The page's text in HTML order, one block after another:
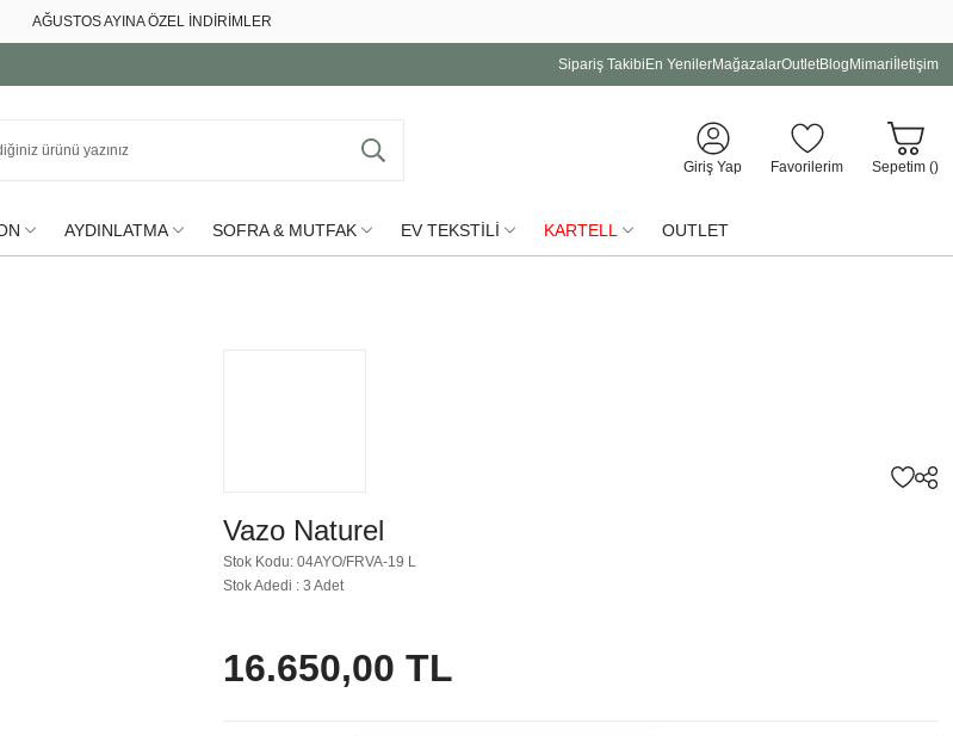
AĞUSTOS AYINA ÖZEL İNDİRİMLER
Sipariş Takibi En YenilerMağazalarOutletBlog Mimari İletişim
Giriş Yap Favorilerim Sepetim ()
AYDINLATMA SOFRA & MUTFAK EV TEKSTİLİ KARTELL OUTLET
Vazo Naturel
Stok Kodu: 04AYO/FRVA-19 L
Stok Adedi : 3 Adet
16.650,00 TL